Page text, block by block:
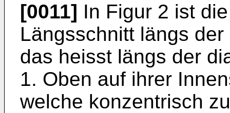
[0011] In Figur 2 ist
Längsschnitt längs
das heisst längs der
1. Oben auf ihrer
welche konzentrisch